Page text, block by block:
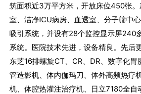
筑面积近3万平方米，开放床位450张
室、洁净ICU病房、血透室、分子筛中
吸引系统，并设有28个监控显示屏240
系统。医院技术先进，设备精良。先后
东芝16排螺旋CT、CR、DR、数字化胃
管造影机、体内伽玛刀、体外高频热疗
机、体腔热灌注治疗机、日立7180全自